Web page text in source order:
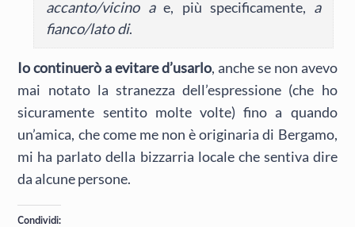
accanto/vicino ae, più specificamente, a
fianco/lato di.
Io continuerò a evitare d’usarlo, anche se non avevo
mai notato la stranezza dell’espressione (che ho
sicuramente sentito molte volte) fino a quando
un’amica, che come me non è originaria di Bergamo,
mi ha parlato della bizzarria locale che sentiva dire
da alcune persone.
Condividi: